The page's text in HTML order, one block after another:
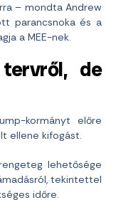
– mondta Andrew
parancsnoka és a
a MEE-nek.
de
kormányt előre
ellene kifogást.
lehetősége
tekintettel
időre.